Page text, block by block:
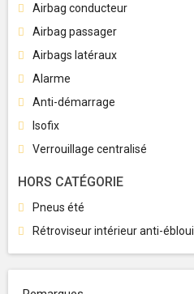
Airbag conducteur
Airbag passager
Airbags latéraux
Alarme
Anti-démarrage
Isofix
Verrouillage centralisé
HORS CATÉGORIE
Pneus été
Rétroviseur intérieur anti-